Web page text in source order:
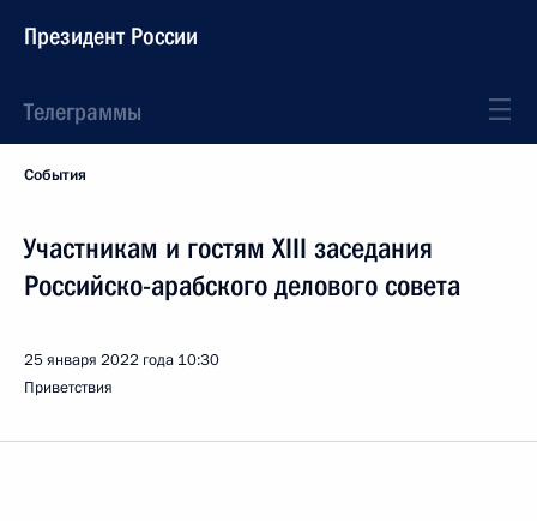
Президент России
Телеграммы
События
Участникам и гостям XIII заседания
Российско-арабского делового совета
25 января 2022 года 10:30
Приветствия